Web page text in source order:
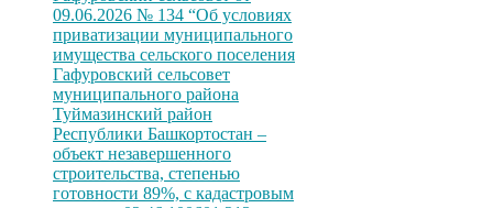
09.06.2026 № 134 “Об условиях
приватизации муниципального
имущества сельского поселения
Гафуровский сельсовет
муниципального района
Туймазинский район
Республики Башкортостан –
объект незавершенного
строительства, степенью
готовности 89%, с кадастровым